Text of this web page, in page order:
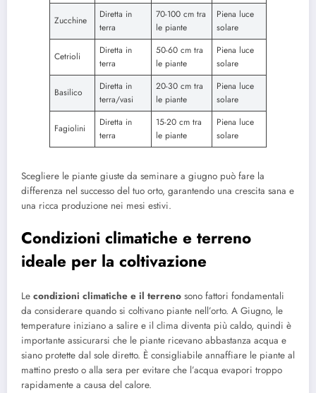
Zucchine
Diretta in
terra
70-100 cm tra
le piante
Piena luce
solare
Cetrioli
Diretta in
terra
50-60 cm tra
le piante
Piena luce
solare
Basilico
Diretta in
terra/vasi
20-30 cm tra
le piante
Piena luce
solare
Fagiolini
Diretta in
terra
15-20 cm tra
le piante
Piena luce
solare
Scegliere le piante giuste da seminare a giugno può fare la
differenza nel successo del tuo orto, garantendo una crescita sana e
una ricca produzione nei mesi estivi.
Condizioni climatiche e terreno
ideale per la coltivazione
Le condizioni climatiche e il terreno sono fattori fondamentali
da considerare quando si coltivano piante nell’orto. A Giugno, le
temperature iniziano a salire e il clima diventa più caldo, quindi è
importante assicurarsi che le piante ricevano abbastanza acqua e
siano protette dal sole diretto. È consigliabile annaffiare le piante al
mattino presto o alla sera per evitare che l’acqua evapori troppo
rapidamente a causa del calore.